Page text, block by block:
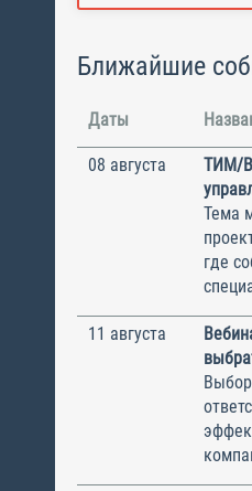
Ближайшие
Даты
08 августа
ТИМ/
Тема
где
11 августа